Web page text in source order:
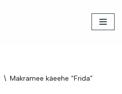
\ Makramee käeehe “Frida”